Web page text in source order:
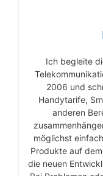
Ich begleite
2006 und
Handytarife,
anderen
möglichst
Produkte auf
die neuen